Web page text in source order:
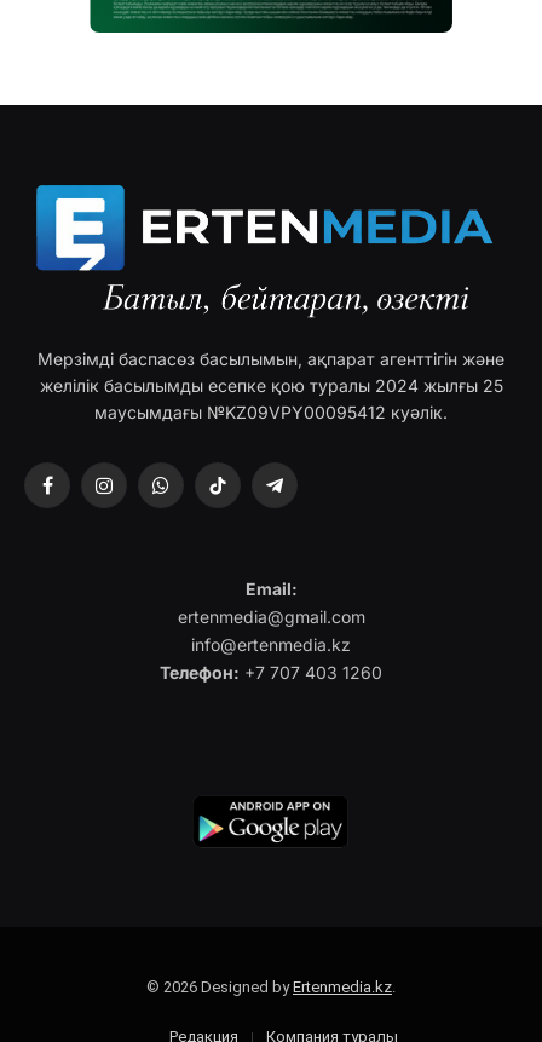
Мерзімді баспасөз басылымын, ақпарат агенттігін және
желілік басылымды есепке қою туралы 2024 жылғы 25
маусымдағы №KZ09VPY00095412 куәлік.
FacebookInstagramWhatsAppTikTok Telegram
Email:
ertenmedia@gmail.com
info@ertenmedia.kz
Телефон: +7 707 403 1260
© 2026 Designed byErtenmedia.kz
Редакция Компания туралы